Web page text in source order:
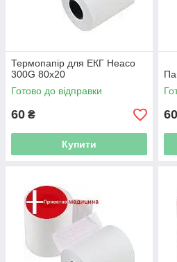
Термопапір для ЕКГ Heaco
300G 80x20
Готово до відправки
60 ₴
Купити
60